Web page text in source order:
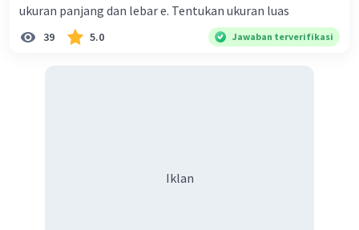
ukuran panjang dan lebar e. Tentukan ukuran luas
39 5.0 Jawaban terverifikasi
Iklan